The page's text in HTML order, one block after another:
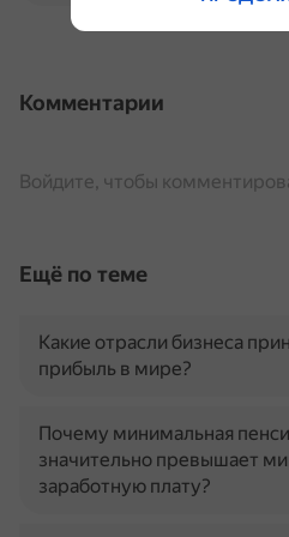
Комментарии
Войдите, чтобы
Ещё по теме
Какие отрасли бизнеса
прибыль в мире?
Почему минимальная
значительно превышает
заработную плату?